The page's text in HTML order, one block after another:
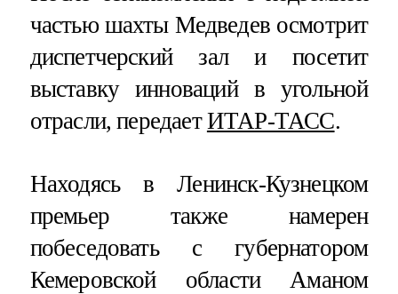
частью шахты Медведев осмотрит
диспетчерский зал и посетит
выставку инноваций в угольной
отрасли, передаетИТАР-ТАСС.
Находясь в Ленинск-Кузнецком
премьер также намерен
побеседовать с губернатором
Кемеровской области Аманом